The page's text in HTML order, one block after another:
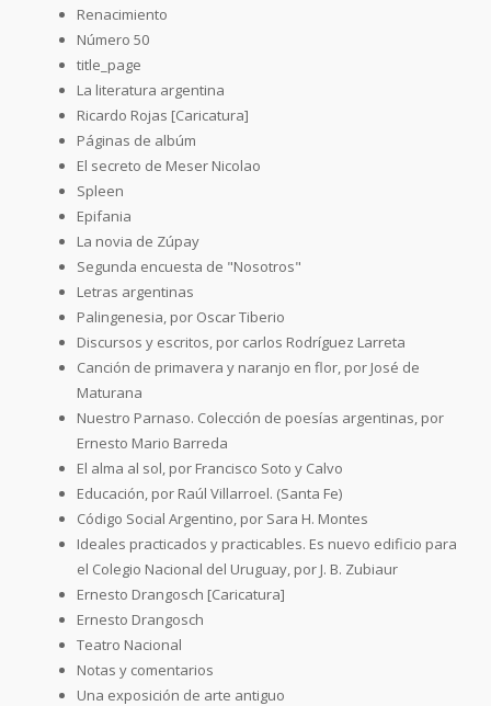
Renacimiento
Número 50
title_page
La literatura argentina
Ricardo Rojas [Caricatura]
Páginas de albúm
El secreto de Meser Nicolao
Spleen
Epifania
La novia de Zúpay
Segunda encuesta de "Nosotros"
Letras argentinas
Palingenesia, por Oscar Tiberio
Discursos y escritos, por carlos Rodríguez Larreta
Canción de primavera y naranjo en flor, por José de
Maturana
Nuestro Parnaso. Colección de poesías argentinas, por
Ernesto Mario Barreda
El alma al sol, por Francisco Soto y Calvo
Educación, por Raúl Villarroel. (Santa Fe)
Código Social Argentino, por Sara H. Montes
Ideales practicados y practicables. Es nuevo edificio para
el Colegio Nacional del Uruguay, por J. B. Zubiaur
Ernesto Drangosch [Caricatura]
Ernesto Drangosch
Teatro Nacional
Notas y comentarios
Una exposición de arte antiguo